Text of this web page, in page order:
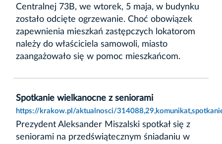
Centralnej 73B, we wtorek, 5 maja, w budynku
zostało odcięte ogrzewanie. Choć obowiązek
zapewnienia mieszkań zastępczych lokatorom
należy do właściciela samowoli, miasto
zaangażowało się w pomoc mieszkańcom.
Spotkanie wielkanocne z seniorami
https://krakow.pl/aktualnosci/
Prezydent Aleksander Miszalski spotkał się z
seniorami na przedświątecznym śniadaniu w